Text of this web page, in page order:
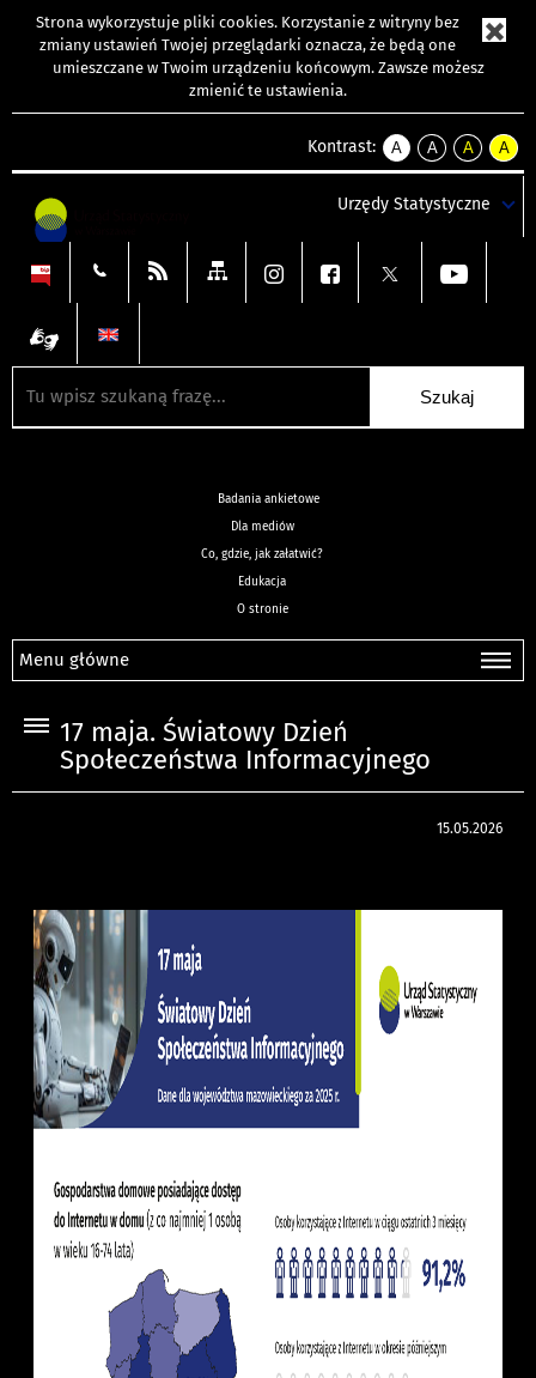
Strona wykorzystuje pliki cookies. Korzystanie z witryny bez
zmiany ustawień Twojej przeglądarki oznacza, że będą one
umieszczane w Twoim urządzeniu końcowym. Zawsze możesz
zmienić te ustawienia.
Kontrast:
A
kontrast
A
kontrast
tekst
czarnym
A
kontrast
tekst
czarnym
A
tekst
żółtym
Urzędy Statystyczne
Badania ankietowe
Dla mediów
Co, gdzie, jak załatwić?
Edukacja
O stronie
Menu główne
17 maja. Światowy Dzień
Społeczeństwa Informacyjnego
15.05.2026